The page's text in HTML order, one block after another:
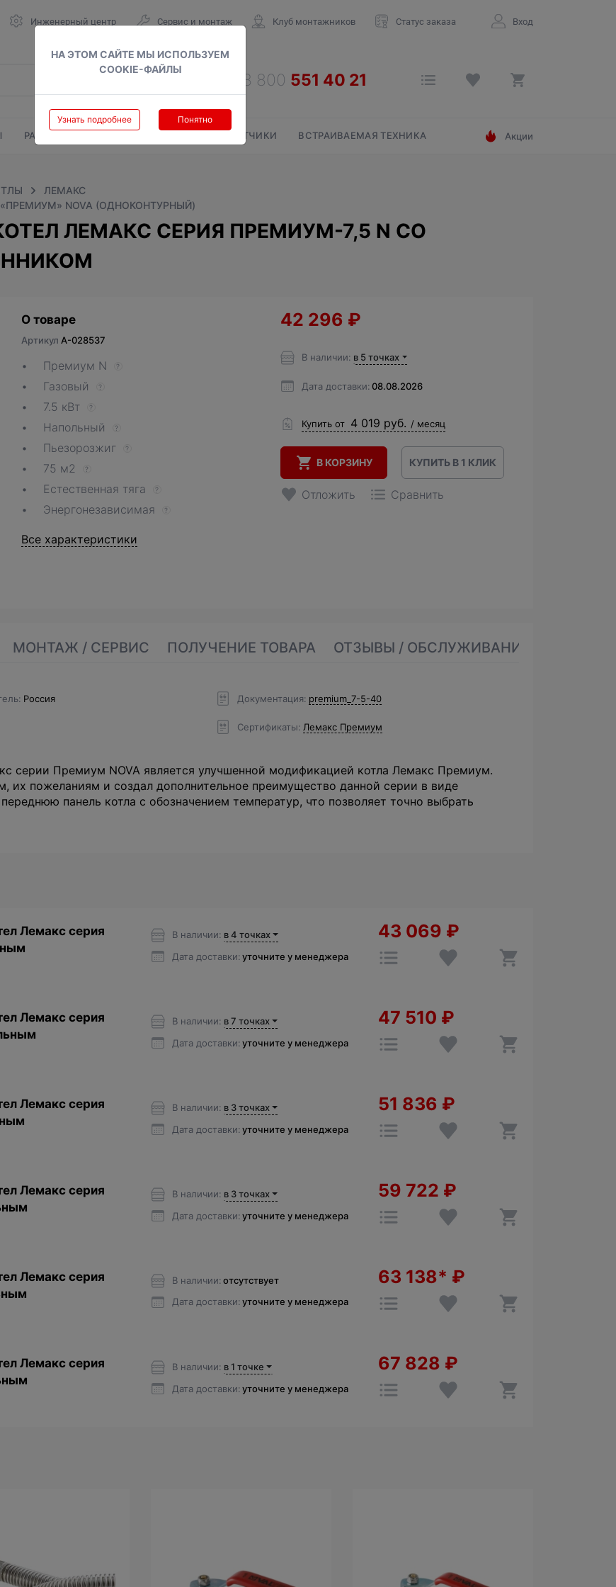
НА ЭТОМ САЙТЕ МЫ ИСПОЛЬЗУЕМ
COOKIE-ФАЙЛЫ
Узнать подробнее Понятно
Инженерный центр Сервис и монтаж Клуб монтажников Статус заказа Вход
РАДИАТОРЫ СЧЕТЧИКИ ВСТРАИВАЕМАЯ ТЕХНИКА Акции
ЛЕМАКС
NOVA (ОДНОКОНТУРНЫЙ)
ЛЕМАКС СЕРИЯ ПРЕМИУМ-7,5 N СО
О товаре
Артикул A-028537
Премиум N ?
Газовый ?
7.5 кВт ?
Напольный ?
Пьезорозжиг ?
75 м2 ?
Естественная тяга ?
Энергонезависимая ?
Все характеристики
42 296 ₽
В наличии: в 5 точках
Дата доставки: 08.08.2026
Купить от 4 019 руб. / месяц
В КОРЗИНУ КУПИТЬ В 1 КЛИК
Отложить Сравнить
МОНТАЖ / СЕРВИС ПОЛУЧЕНИЕ ТОВАРА ОТЗЫВЫ / ОБСЛУЖИВАНИЕ
Россия Документация premium_7-5-40
Сертификаты Лемакс Премиум
серии Премиум NOVA является улучшенной модификацией котла Лемакс Премиум.
их пожеланиям и создал дополнительное преимущество данной серии в виде
панель котла с обозначением температур, что позволяет точно выбрать
Лемакс серия
В наличии: в 4 точках
Дата доставки: уточните у менеджера
43 069 ₽
Лемакс серия
В наличии: в 7 точках
Дата доставки: уточните у менеджера
47 510 ₽
Лемакс серия
В наличии: в 3 точках
Дата доставки: уточните у менеджера
51 836 ₽
Лемакс серия
В наличии: в 3 точках
Дата доставки: уточните у менеджера
59 722 ₽
Лемакс серия
В наличии: отсутствует
Дата доставки: уточните у менеджера
63 138* ₽
Лемакс серия
В наличии: в 1 точке
Дата доставки: уточните у менеджера
67 828 ₽